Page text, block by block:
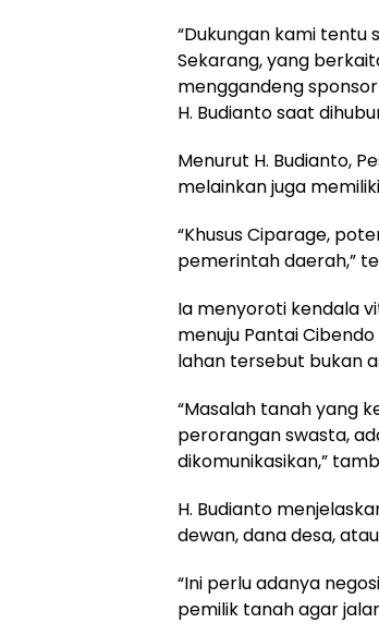
“Dukungan kami tentu
Sekarang, yang
menggandeng
H. Budianto saat
Menurut H. Budianto,
melainkan juga
“Khusus Ciparage,
pemerintah daerah,”
Ia menyoroti kendala
menuju Pantai
lahan tersebut bukan
“Masalah tanah yang
perorangan swasta,
dikomunikasikan,”
H. Budianto
dewan, dana desa,
“Ini perlu adanya
pemilik tanah agar